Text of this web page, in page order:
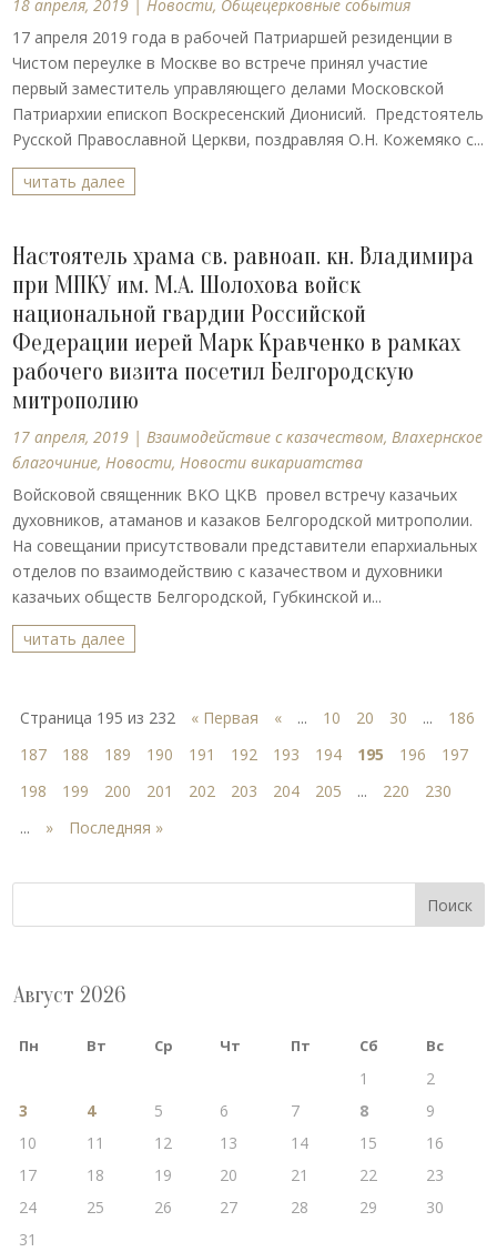
18 апреля, 2019 |Новости, Общецерковные события
17 апреля 2019 года в рабочей Патриаршей резиденции в
Чистом переулке в Москве во встрече принял участие
первый заместитель управляющего делами Московской
Патриархии епископ Воскресенский Дионисий. Предстоятель
Русской Православной Церкви, поздравляя О.Н. Кожемяко с...
читать далее
Настоятель храма св. равноап. кн. Владимира
при МПКУ им. М.А. Шолохова войск
национальной гвардии Российской
Федерации иерей Марк Кравченко в рамках
рабочего визита посетил Белгородскую
митрополию
17 апреля, 2019 |Взаимодействие с казачеством,Влахернское
благочиние,Новости,Новости викариатства
Войсковой священник ВКО ЦКВ провел встречу казачьих
духовников, атаманов и казаков Белгородской митрополии.
На совещании присутствовали представители епархиальных
отделов по взаимодействию с казачеством и духовники
казачьих обществ Белгородской, Губкинской и...
читать далее
Страница 195 из 232 « Первая « ... 10 20 30 ...
186
187
188 189 190 191 192 193 194 195 196
197
198
199 200 201 202 203 204 205 ... 220
230
...
» Последняя »
Поиск
Август 2026
Пн Вт Ср Чт Пт Сб Вс
1
2
3
4 5 6 7 8
9
10
11 12 13 14 15
16
17
18 19 20 21 22
23
24
25 26 27 28 29
30
31